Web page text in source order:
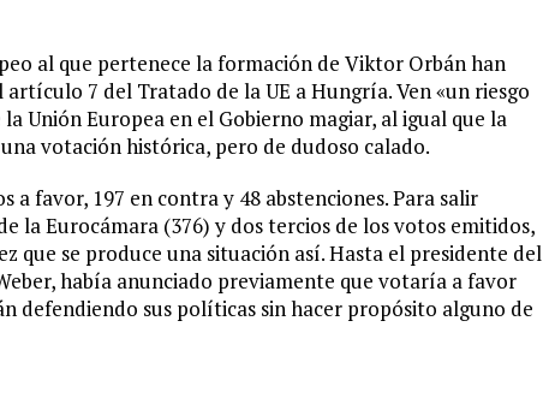
al que pertenece la formación de Viktor Orbán han
7 del Tratado de la UE a Hungría. Ven «un riesgo
Unión Europea en el Gobierno magiar, al igual que la
votación histórica, pero de dudoso calado.
a favor, 197 en contra y 48 abstenciones. Para salir
la Eurocámara (376) y dos tercios de los votos emitidos,
que se produce una situación así. Hasta el presidente del
había anunciado previamente que votaría a favor
defendiendo sus políticas sin hacer propósito alguno de